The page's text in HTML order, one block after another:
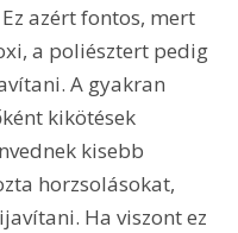
azért fontos, mert
a poliésztert pedig
A gyakran
kikötések
kisebb
horzsolásokat,
Ha viszont ez